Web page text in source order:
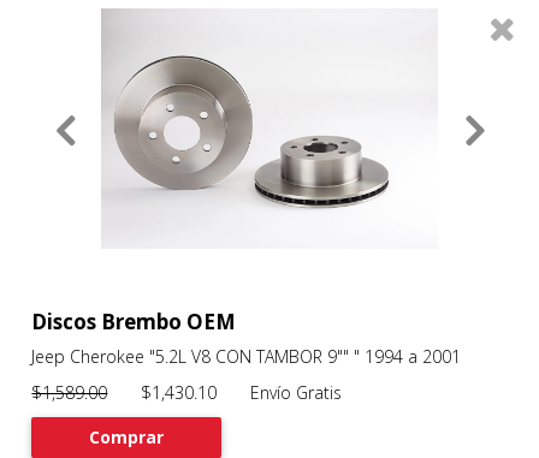
About
Services
0
Previous
Discos Brembo OEM
Jeep Cherokee "5.2L V8 CON TAMBOR 9"" " 1994 a 2001
$1,589.00$1,430.10 Envío Gratis
Comprar